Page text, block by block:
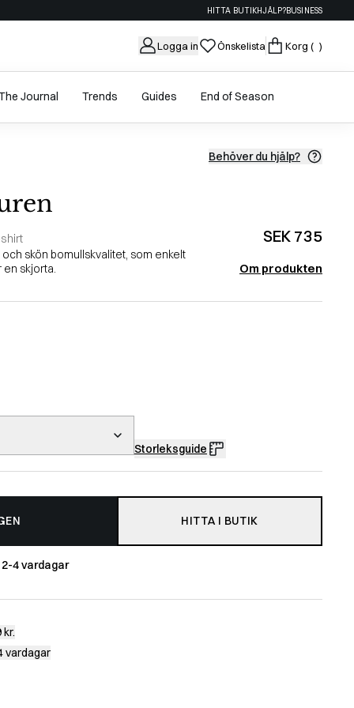
HITTA BUTIKHJÄLP?BUSINESS
Logga in Önskelista Korg ( )
Journal Trends Guides End of Season
Behöver du hjälp?
SEK 735
skön bomullskvalitet, som enkelt
en skjorta.
Om produkten
Storleksguide
HITTA I BUTIK
2-4 vardagar
vardagar